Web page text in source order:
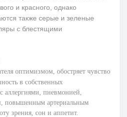
и красного, однако
также серые и зеленые
с блестящими
оптимизмом, обостряет чувство
в собственных
аллергиями, пневмонией,
повышенным артериальным
зрения, сон и аппетит.